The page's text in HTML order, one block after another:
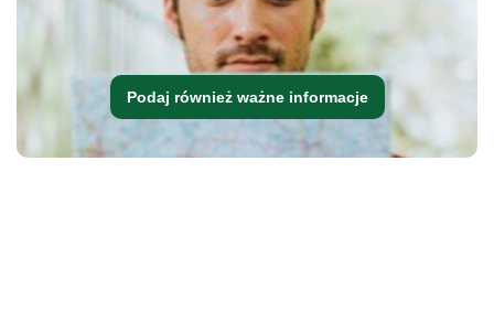
Podaj również ważne informacje